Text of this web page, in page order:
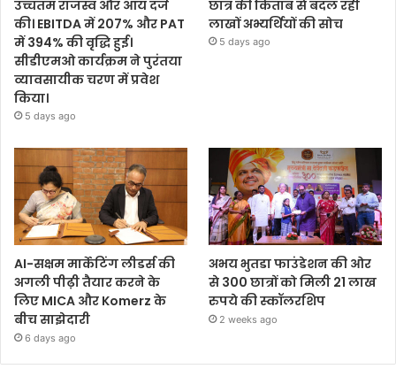
उच्चतम राजस्व और आय दर्ज
की। EBITDA में 207% और PAT
में 394% की वृद्धि हुई।
सीडीएमओ कार्यक्रम ने पुरंतया
व्यावसायीक चरण में प्रवेश
किया।
5 days ago
छात्र की किताब से बदल रही
लाखों अभ्यर्थियों की सोच
5 days ago
AI-सक्षम मार्केटिंग लीडर्स की
अगली पीढ़ी तैयार करने के
लिए MICA और Komerz के
बीच साझेदारी
6 days ago
अभय भुतडा फाउंडेशन की ओर
से 300 छात्रों को मिली 21 लाख
रुपये की स्कॉलरशिप
2 weeks ago